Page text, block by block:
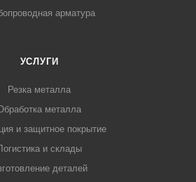
арматура
УСЛУГИ
Резка металла
металла
и защитное покрытие
и склады
деталей